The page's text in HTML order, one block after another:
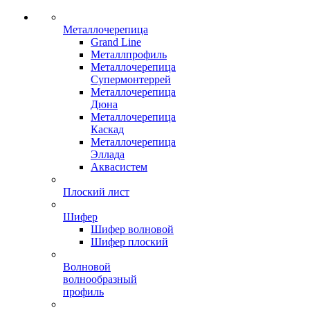
Металлочерепица
Grand Line
Металлпрофиль
Металлочерепица
Супермонтеррей
Металлочерепица
Дюна
Металлочерепица
Каскад
Металлочерепица
Эллада
Аквасистем
Плоский лист
Шифер
Шифер волновой
Шифер плоский
Волновой
волнообразный
профиль